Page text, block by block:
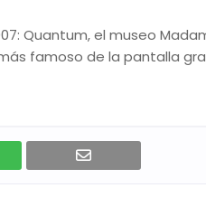
Quantum, el museo
famoso de la pantalla